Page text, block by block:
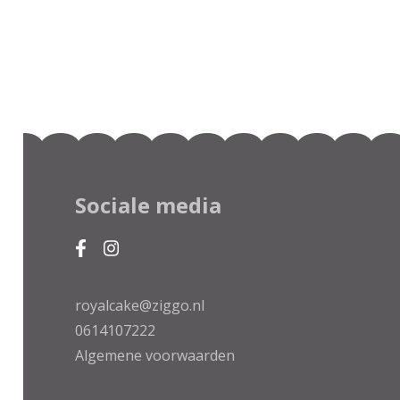
Sociale media
royalcake@ziggo.nl
0614107222
Algemene voorwaarden